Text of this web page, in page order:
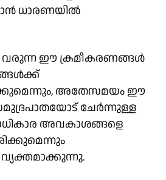
ധാരണയിൽ
വരുന്ന ഈ ക്രമീകരണങ്ങൾ
അതേസമയം ഈ
ചേർന്നുള്ള
അവകാശങ്ങളെ